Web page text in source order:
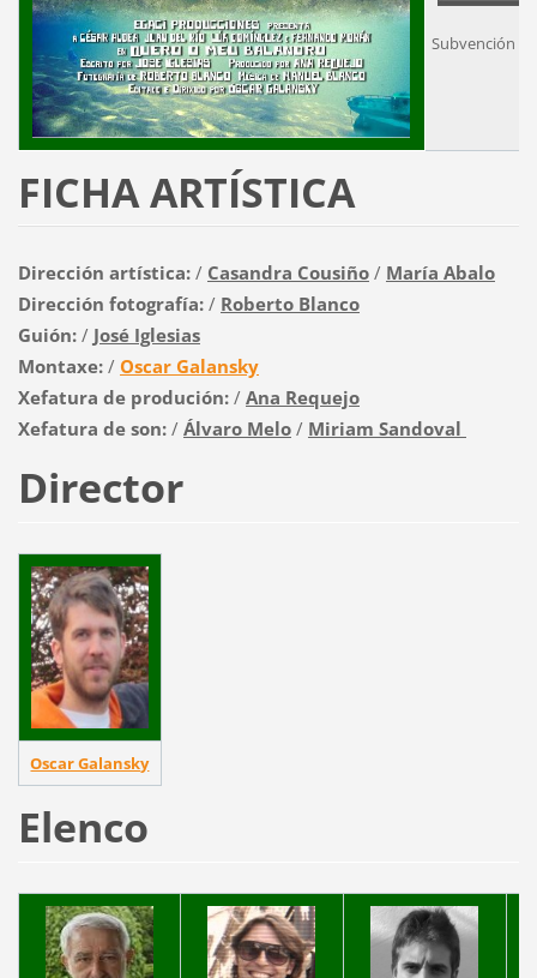
Subvención
FICHA ARTÍSTICA
Dirección artística: / Casandra Cousiño/ María Abalo
Dirección fotografía: / Roberto Blanco
Guión: / José Iglesias
Montaxe: / Oscar Galansky
Xefatura de produción: / Ana Requejo
Xefatura de son: / Álvaro Melo/ Miriam Sandoval
Director
Oscar Galansky
Elenco